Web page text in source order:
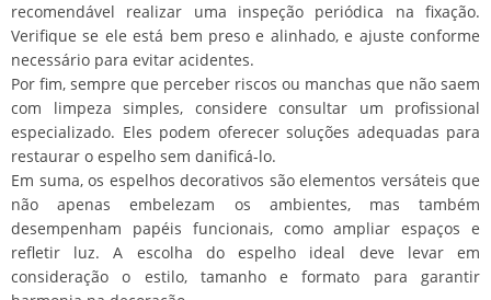
recomendável realizar uma inspeção periódica na fixação.
Verifique se ele está bem preso e alinhado, e ajuste conforme
necessário para evitar acidentes.
Por fim, sempre que perceber riscos ou manchas que não saem
com limpeza simples, considere consultar um profissional
especializado. Eles podem oferecer soluções adequadas para
restaurar o espelho sem danificá-lo.
Em suma, os espelhos decorativos são elementos versáteis que
não apenas embelezam os ambientes, mas também
desempenham papéis funcionais, como ampliar espaços e
refletir luz. A escolha do espelho ideal deve levar em
consideração o estilo, tamanho e formato para garantir